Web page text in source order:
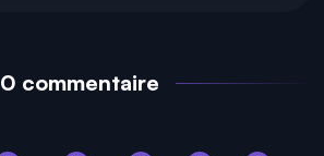
0 commentaire